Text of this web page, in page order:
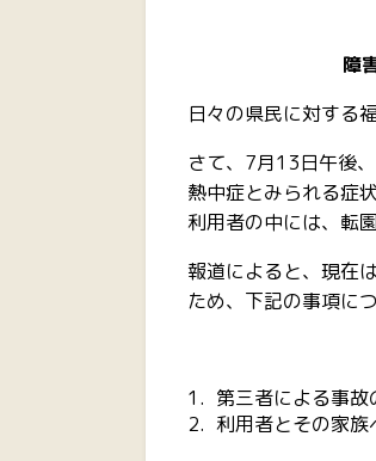
障
日々の県民に対する
さて、7月13日午後
熱中症とみられる症
利用者の中には、転
報道によると、現在
ため、下記の事項に
第三者による事
利用者とその家